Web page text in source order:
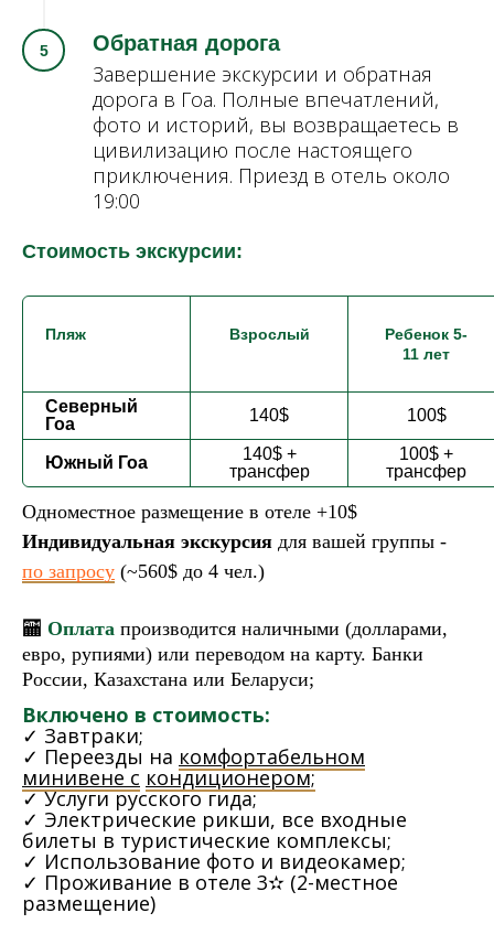
Обратная дорога
Завершение экскурсии и обратная
дорога в Гоа. Полные впечатлений,
фото и историй, вы возвращаетесь в
цивилизацию после настоящего
приключения. Приезд в отель около
19:00
Стоимость экскурсии:
Пляж Взрослый
Ребенок 5-
11 лет
Северный
Гоа
140$ 100$
Южный Гоа
140$ +
трансфер
100$ +
трансфер
Одноместное размещение в отеле +10$
Индивидуальная экскурсия для вашей группы -
по запросу (~560$ до 4 чел.)
🏧 Оплата производится наличными (долларами,
евро, рупиями) или переводом на карту. Банки
России, Казахстана или Беларуси;
Включено в стоимость:
✓ Завтраки;
✓ Переезды на комфортабельном
минивене с кондиционером;
✓ Услуги русского гида;
✓ Электрические рикши, все входные
билеты в туристические комплексы;
✓ Использование фото и видеокамер;
✓ Проживание в отеле 3✫ (2-местное
размещение)